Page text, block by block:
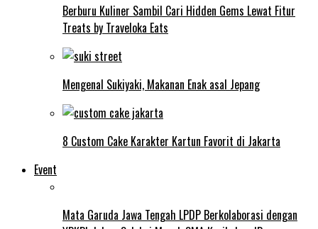
Berburu Kuliner Sambil Cari Hidden Gems Lewat Fitur
Treats by Traveloka Eats
Mengenal Sukiyaki, Makanan Enak asal Jepang
8 Custom Cake Karakter Kartun Favorit di Jakarta
Event
Mata Garuda Jawa Tengah LPDP Berkolaborasi dengan